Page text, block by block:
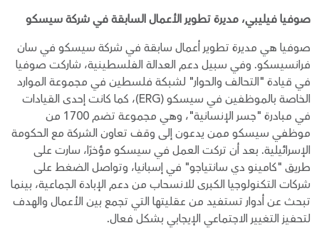
صوفيا فيليبي، مديرة تطوير الأعمال السابقة في شركة سيسكو
صوفيا هي مديرة تطوير أعمال سابقة في شركة سيسكو في سان
فرانسيسكو. وفي سبيل دعم العدالة الفلسطينية، شاركت صوفيا
في قيادة "التحالف والحوار" لشبكة فلسطين في مجموعة الموارد
الخاصة بالموظفين في سيسكو (ERG)، كما كانت إحدى القيادات
في مبادرة "جسر الإنسانية"، وهي مجموعة تضم 1700 من
موظفي سيسكو ممن يدعون إلى وقف تعاون الشركة مع الحكومة
الإسرائيلية. بعد أن تركت العمل في سيسكو مؤخرًا، سارت على
طريق "كامينو دي سانتياجو" في إسبانيا، وتواصل الضغط على
شركات التكنولوجيا الكبرى للانسحاب من دعم الإبادة الجماعية، بينما
تبحث عن أدوار تستفيد من عقليتها التي تجمع بين الأعمال والهدف
لتحفيز التغيير الاجتماعي الإيجابي بشكل فعال.